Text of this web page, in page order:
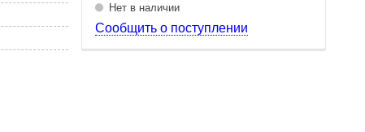
Нет в наличии
Сообщить о поступлении